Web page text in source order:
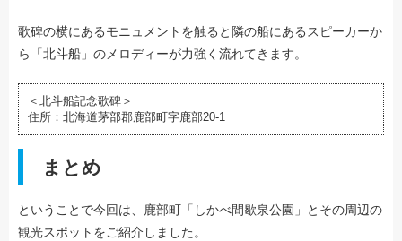
歌碑の横にあるモニュメントを触ると隣の船にあるスピーカーか
ら「北斗船」のメロディーが力強く流れてきます。
＜北斗船記念歌碑＞
住所：北海道茅部郡鹿部町字鹿部20-1
まとめ
ということで今回は、鹿部町「しかべ間歇泉公園」とその周辺の
観光スポットをご紹介しました。